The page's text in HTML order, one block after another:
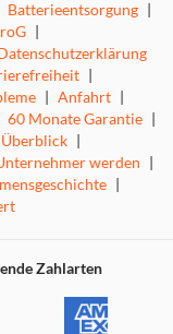
Batterieentsorgung |
|
|
| Anfahrt |
60 Monate Garantie |
|
werden |
|
Zahlarten